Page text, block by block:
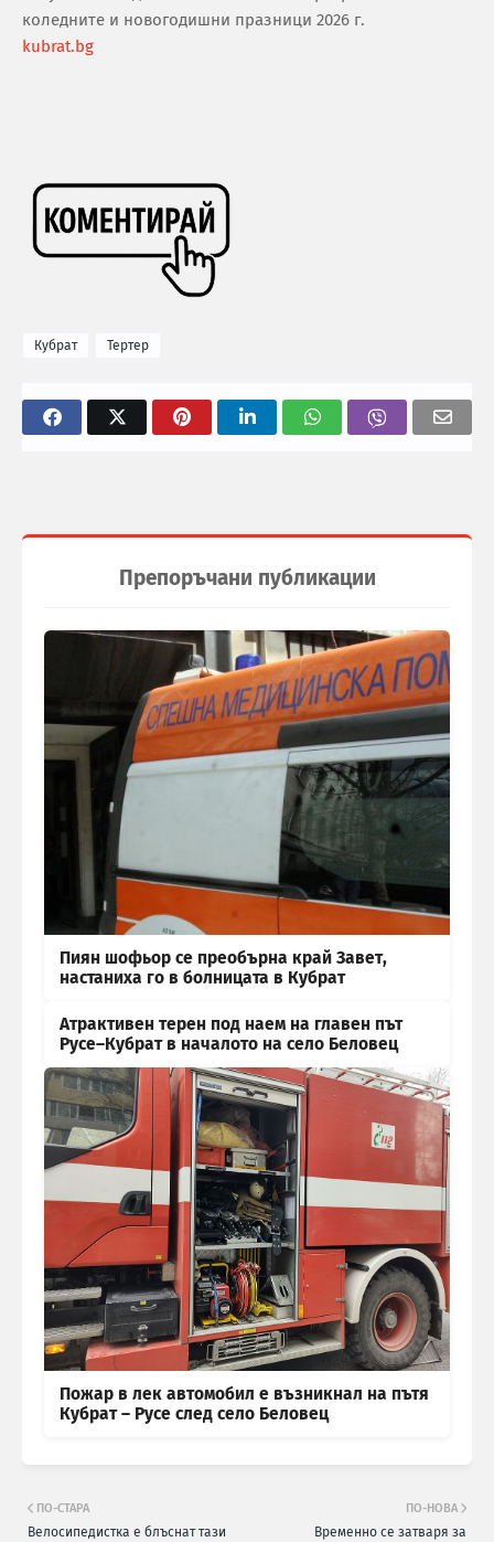
коледните и новогодишни празници 2026 г.
kubrat.bg
Кубрат Тертер
Препоръчани публикации
Пиян шофьор се преобърна край Завет,
настаниха го в болницата в Кубрат
Атрактивен терен под наем на главен път
Русе–Кубрат в началото на село Беловец
Пожар в лек автомобил е възникнал на пътя
Кубрат – Русе след село Беловец
ПО-НОВА
Временно се затваря за
ПО-СТАРА
Велосипедистка е блъснат тази